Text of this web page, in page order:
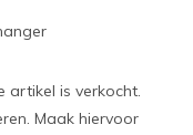
artikel is verkocht.
Maak hiervoor